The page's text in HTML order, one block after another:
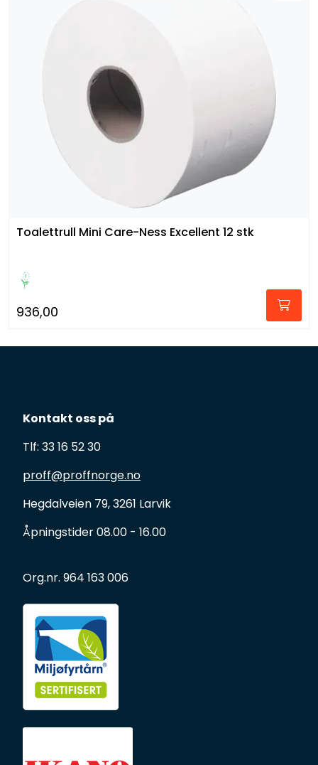
Toalettrull Mini Care-Ness Excellent 12 stk
936,00
Kontakt oss på
Tlf: 33 16 52 30
proff@proffnorge.no
Hegdalveien 79, 3261 Larvik
Åpningstider 08.00 - 16.00
Org.nr. 964 163 006